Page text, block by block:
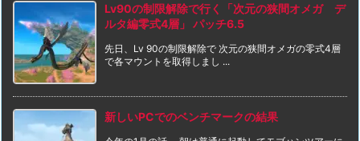
Lv90の制限解除で行く「次元の狭間オメガ デ
ルタ編零式4層」 パッチ6.5
先日、Lv 90の制限解除で 次元の狭間オメガの零式4層
で各マウントを取得しまし ...
新しいPCでのベンチマークの結果